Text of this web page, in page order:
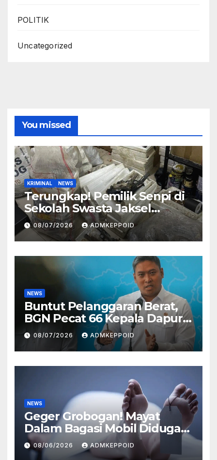
POLITIK
Uncategorized
You missed
KRIMINAL NEWS
Terungkap! Pemilik Senpi di
Sekolah Swasta Jaksel
Ternyata Direktur
Perusahaan Airsoft Gun
Impor
08/07/2026 ADMKEPPOID
NEWS
Buntut Pelanggaran Berat,
BGN Pecat 66 Kepala Dapur
MBG dan Ungkap Alasannya
08/07/2026 ADMKEPPOID
NEWS
Geger Grobogan! Mayat
Dalam Bagasi Mobil Diduga
Terkait Hilangnya Bos Konter
HP
08/06/2026 ADMKEPPOID